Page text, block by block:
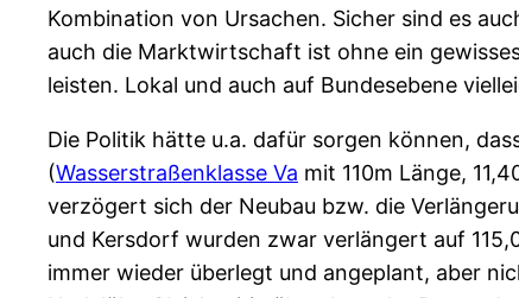
Kombination von Ursachen. Sicher sind es
auch die Marktwirtschaft ist ohne ein
leisten. Lokal und auch auf Bundesebene
Die Politik hätte u.a. dafür sorgen können,
(Wasserstraßenklasse Va mit 110m Länge,
verzögert sich der Neubau bzw. die
und Kersdorf wurden zwar verlängert auf
immer wieder überlegt und angeplant, aber